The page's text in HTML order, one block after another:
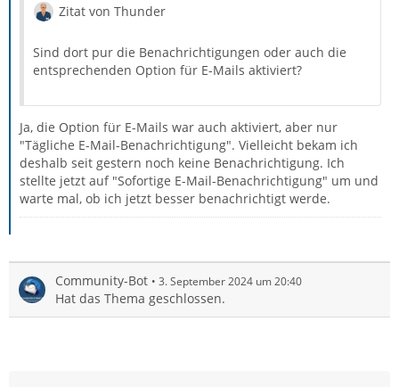
Zitat von Thunder
Sind dort pur die Benachrichtigungen oder auch die
entsprechenden Option für E-Mails aktiviert?
Ja, die Option für E-Mails war auch aktiviert, aber nur
"Tägliche E-Mail-Benachrichtigung". Vielleicht bekam ich
deshalb seit gestern noch keine Benachrichtigung. Ich
stellte jetzt auf "Sofortige E-Mail-Benachrichtigung" um und
warte mal, ob ich jetzt besser benachrichtigt werde.
Community-Bot 3. September 2024 um 20:40
Hat das Thema geschlossen.